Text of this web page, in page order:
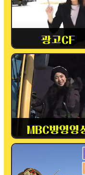
광고CF
MBC방영영